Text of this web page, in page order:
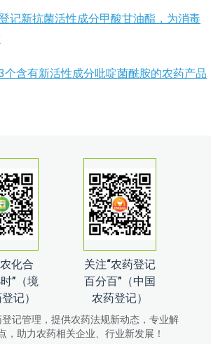
记新抗菌活性成分甲酸甘油酯，为消毒
个含有新活性成分吡啶菌酰胺的农药产品
化合
”（境
记）
关注“农药登记
百分百”（中国
农药登记）
记管理，提供农药法规新动态，专业解
，助力农药相关企业、行业新发展！